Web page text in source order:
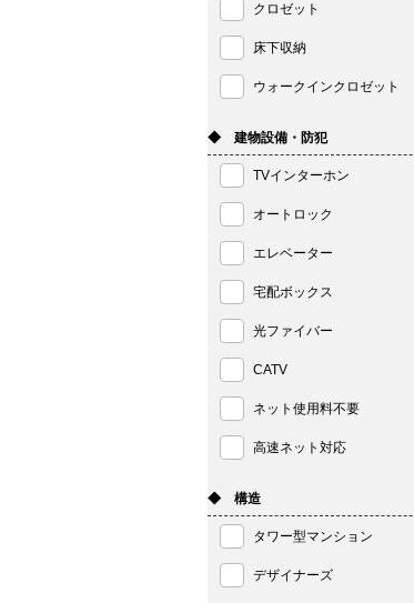
クロゼット
床下収納
ウォークインクロゼット
◆ 建物設備・防犯
TVインターホン
オートロック
エレベーター
宅配ボックス
光ファイバー
CATV
ネット使用料不要
高速ネット対応
◆ 構造
タワー型マンション
デザイナーズ